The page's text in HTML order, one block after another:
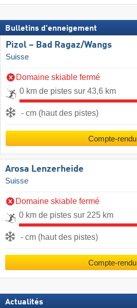
Bulletins d'enneigement
Pizol – Bad Ragaz/​Wangs
Suisse
Domaine skiable fermé
0 km de pistes sur 43,6 km
- cm (haut des pistes)
Compte-rendu
Arosa Lenzerheide
Suisse
Domaine skiable fermé
0 km de pistes sur 225 km
- cm (haut des pistes)
Compte-rendu
Actualités